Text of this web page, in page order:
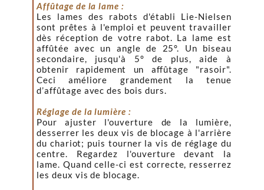
Affûtage de la lame :
Les lames des rabots d'établi Lie-Nielsen
sont prêtes à l'emploi et peuvent travailler
dès réception de votre rabot. La lame est
affûtée avec un angle de 25°. Un biseau
secondaire, jusqu'à 5° de plus, aide à
obtenir rapidement un affûtage "rasoir".
Ceci améliore grandement la tenue
d’affûtage avec des bois durs.
Réglage de la lumière :
Pour ajuster l'ouverture de la lumière,
desserrer les deux vis de blocage à l'arrière
du chariot; puis tourner la vis de réglage du
centre. Regardez l'ouverture devant la
lame. Quand celle-ci est correcte, resserrez
les deux vis de blocage.